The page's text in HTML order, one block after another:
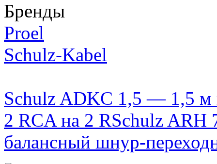
Бренды
Proel
Schulz-Kabel
Schulz ADKC 1,5 — 1,5 м
2 RCA на 2 RSchulz
балансный шнур-